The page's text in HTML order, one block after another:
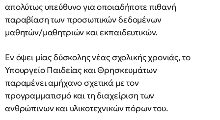
απολύτως υπεύθυνο για οποιαδήποτε πιθανή
παραβίαση των προσωπικών δεδομένων
μαθητών/μαθητριών και εκπαιδευτικών.
Εν όψει μίας δύσκολης νέας σχολικής χρονιάς, το
Υπουργείο Παιδείας και Θρησκευμάτων
παραμένει αμήχανο σχετικά με τον
προγραμματισμό και τη διαχείριση των
ανθρώπινων και υλικοτεχνικών πόρων του.